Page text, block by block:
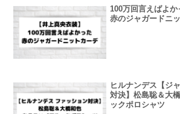
100万回言えばよか
赤のジャガードニ
ヒルナンデス【ジ
対決】松島聡＆大
ックポロシャツ